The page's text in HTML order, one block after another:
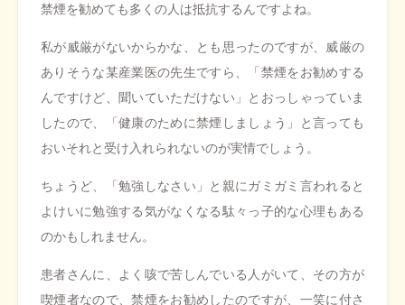
禁煙を勧めても多くの人は抵抗するんですよね。
私が威厳がないからかな、とも思ったのですが、威厳の
ありそうな某産業医の先生ですら、「禁煙をお勧めする
んですけど、聞いていただけない」とおっしゃっていま
したので、「健康のために禁煙しましょう」と言っても
おいそれと受け入れられないのが実情でしょう。
ちょうど、「勉強しなさい」と親にガミガミ言われると
よけいに勉強する気がなくなる駄々っ子的な心理もある
のかもしれません。
患者さんに、よく咳で苦しんでいる人がいて、その方が
喫煙者なので、禁煙をお勧めしたのですが、一笑に付さ